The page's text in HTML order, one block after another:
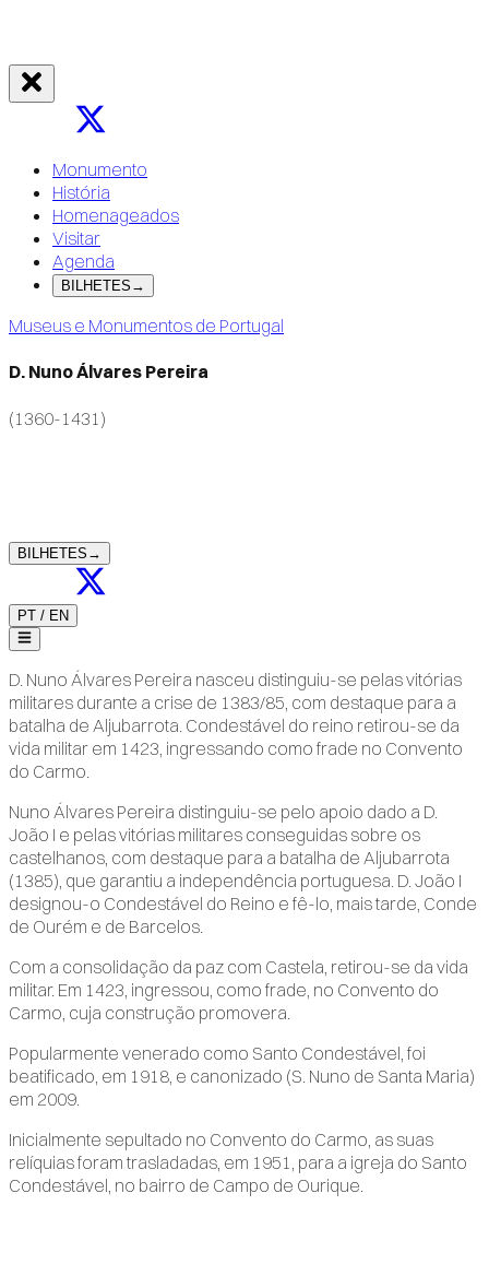
Monumento
História
Homenageados
Visitar
Agenda
BILHETES →
Museus e Monumentos de Portugal
D. Nuno Álvares Pereira
(1360-1431)
BILHETES →
PT / EN
D. Nuno Álvares Pereira nasceu distinguiu-se pelas vitórias
militares durante a crise de 1383/85, com destaque para a
batalha de Aljubarrota. Condestável do reino retirou-se da
vida militar em 1423, ingressando como frade no Convento
do Carmo.
Nuno Álvares Pereira distinguiu-se pelo apoio dado a D.
João I e pelas vitórias militares conseguidas sobre os
castelhanos, com destaque para a batalha de Aljubarrota
(1385), que garantiu a independência portuguesa. D. João I
designou-o Condestável do Reino e fê-lo, mais tarde, Conde
de Ourém e de Barcelos.
Com a consolidação da paz com Castela, retirou-se da vida
militar. Em 1423, ingressou, como frade, no Convento do
Carmo, cuja construção promovera.
Popularmente venerado como Santo Condestável, foi
beatificado, em 1918, e canonizado (S. Nuno de Santa Maria)
em 2009.
Inicialmente sepultado no Convento do Carmo, as suas
relíquias foram trasladadas, em 1951, para a igreja do Santo
Condestável, no bairro de Campo de Ourique.